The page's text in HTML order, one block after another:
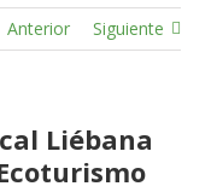
Anterior Siguiente
Liébana